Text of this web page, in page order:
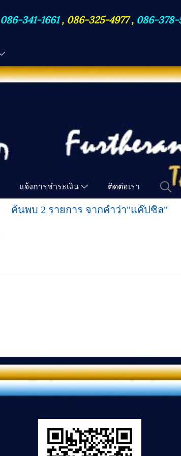
086-341-1661, 086-325-4977, 086-378-
แจ้งการชำระเงิน ติดต่อเรา
ค้นพบ 2 รายการ จากคำว่า"แค๊ปซิล"